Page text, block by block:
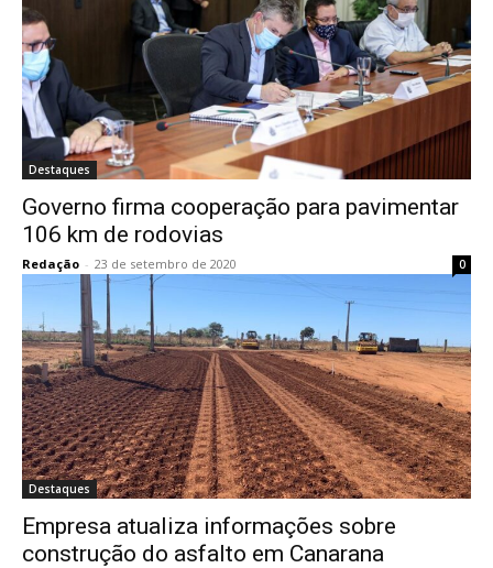
Destaques
Governo firma cooperação para pavimentar
106 km de rodovias
Redação - 23 de setembro de 2020 0
Destaques
Empresa atualiza informações sobre
construção do asfalto em Canarana